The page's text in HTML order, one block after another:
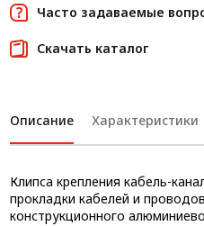
Часто задаваемые
Скачать каталог
Описание Характеристики
Клипса крепления кабель-
прокладки кабелей и
конструкционного